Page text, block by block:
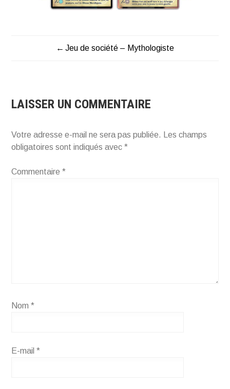
NAVIGATION
L’ARTICLE
Jeu de société – Mythologiste
LAISSER UN COMMENTAIRE
Votre adresse e-mail ne sera pas publiée.
Les champs
obligatoires sont indiqués avec*
Commentaire*
Nom*
E-mail*